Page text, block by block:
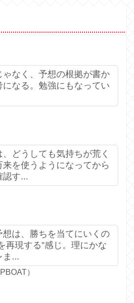
なく、予想の根拠が書か
なる。勉強にもなってい
どうしても気持ちが荒く
を使うようになってから
認す...
は、勝ちを当てにいくの
再現する”感じ。理にかな
ま...
）